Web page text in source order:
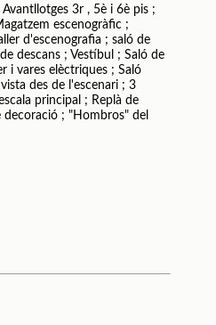
3r , 5è i 6è pis ;
escenogràfic ;
d'escenografia ; saló de
descans ; Vestíbul ; Saló de
i vares elèctriques ; Saló
des de l'escenari ; 3
principal ; Replà de
decoració ; "Hombros" del